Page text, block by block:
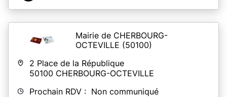
Mairie de CHERBOURG-
OCTEVILLE (50100)
2 Place de la République
50100 CHERBOURG-OCTEVILLE
Prochain RDV : Non communiqué